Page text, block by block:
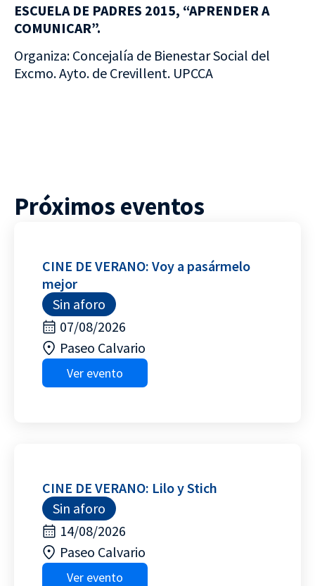
ESCUELA DE PADRES 2015, “APRENDER A
COMUNICAR”.
Organiza: Concejalía de Bienestar Social del
Excmo. Ayto. de Crevillent. UPCCA
Próximos eventos
CINE DE VERANO: Voy a pasármelo
mejor
Sin aforo
07/08/2026
Paseo Calvario
Ver evento
CINE DE VERANO: Lilo y Stich
Sin aforo
14/08/2026
Paseo Calvario
Ver evento